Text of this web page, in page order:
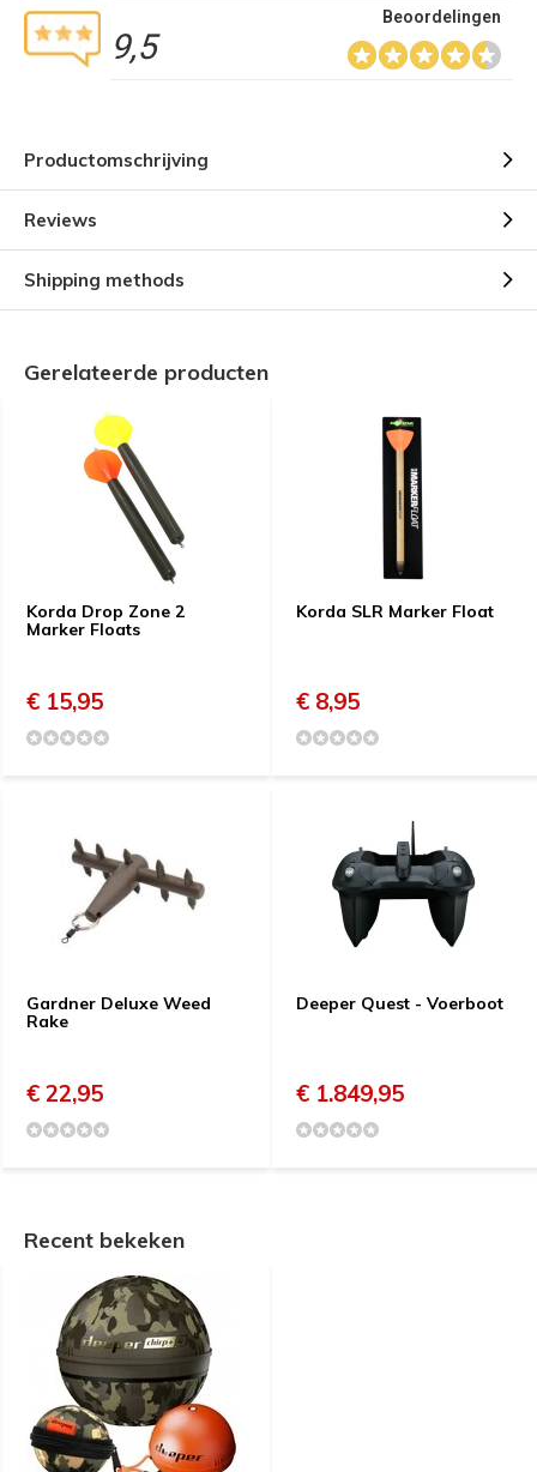
9,5
Beoordelingen
Productomschrijving
Reviews
Shipping methods
Gerelateerde producten
Korda Drop Zone 2
Marker Floats
€ 15,95
Korda SLR Marker Float
€ 8,95
Gardner Deluxe Weed
Rake
€ 22,95
Deeper Quest - Voerboot
€ 1.849,95
Recent bekeken